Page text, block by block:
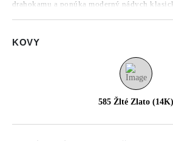
drahokamu a ponúka moderný nádych
doplnkom.
KOVY
585 Žlté Zlato (14K)